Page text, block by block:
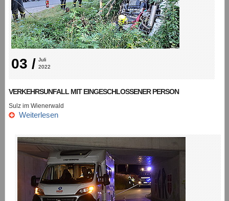
03 / Juli
2022
VERKEHRSUNFALL MIT EINGESCHLOSSENER PERSON
Sulz im Wienerwald
Weiterlesen